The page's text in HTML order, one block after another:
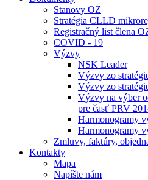
Stanovy OZ
Stratégia CLLD
Registračný list člena
COVID - 19
Výzvy
NSK Leader
Výzvy zo
Výzvy zo
Výzvy na výber
pre časť PRV
Harmonogramy
Harmonogramy
Zmluvy, faktúry,
Kontakty
Mapa
Napíšte nám